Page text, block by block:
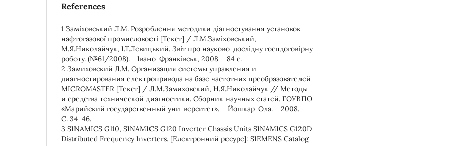
References
1 Заміховський Л.М. Розроблення методики діагностування установок
нафтогазової промисловості [Текст] / Л.М.Заміховський,
М.Я.Николайчук, І.Т.Левицький. Звіт про науково-дослідну госпдоговірну
роботу. (№61/2008). - Івано-Франківськ, 2008 – 84 с.
2 Замиховский Л.М. Организация системы управления и
диагностирования електропривода на базе частотних преобразователей
MICROMASTER [Текст] / Л.М.Замиховский, Н.Я.Николайчук // Методы
и средства технической диагностики. Сборник научных статей. ГОУВПО
«Марийский государственный уни-верситет». – Йошкар-Ола. – 2008. -
С. 34-46.
3 SINAMICS G110, SINAMICS G120 Inverter Chassis Units SINAMICS G120D
Distributed Frequency Inverters. [Електронний ресурс]: SIEMENS Catalog